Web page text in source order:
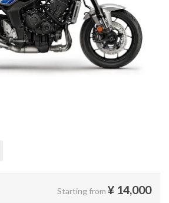
Starting from ¥ 14,000